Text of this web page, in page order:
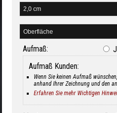
Aufmaß:
Aufmaß Kunden:
Wenn Sie keinen Aufmaß
anhand Ihrer Zeichnung und den
Erfahren Sie mehr Wichtigen